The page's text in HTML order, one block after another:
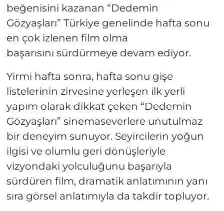
beğenisini kazanan “Dedemin
Gözyaşları” Türkiye genelinde hafta sonu
en çok izlenen film olma
başarısını sürdürmeye devam ediyor.
Yirmi hafta sonra, hafta sonu gişe
listelerinin zirvesine yerleşen ilk yerli
yapım olarak dikkat çeken “Dedemin
Gözyaşları” sinemaseverlere unutulmaz
bir deneyim sunuyor. Seyircilerin yoğun
ilgisi ve olumlu geri dönüşleriyle
vizyondaki yolculuğunu başarıyla
sürdüren film, dramatik anlatımının yanı
sıra görsel anlatımıyla da takdir topluyor.